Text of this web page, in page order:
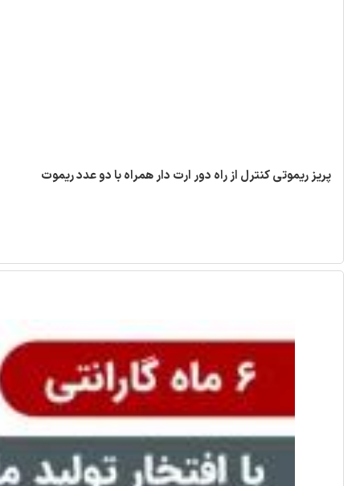
پریز ریموتی کنترل از راه دور ارت دار همراه با دو عدد ریموت